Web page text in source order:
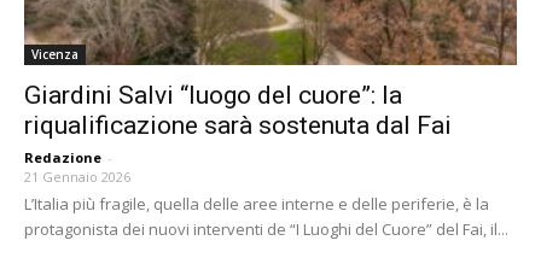
Vicenza
Giardini Salvi “luogo del cuore”: la
riqualificazione sarà sostenuta dal Fai
Redazione -
21 Gennaio 2026
L’Italia più fragile, quella delle aree interne e delle periferie, è la
protagonista dei nuovi interventi de “I Luoghi del Cuore” del Fai, il...